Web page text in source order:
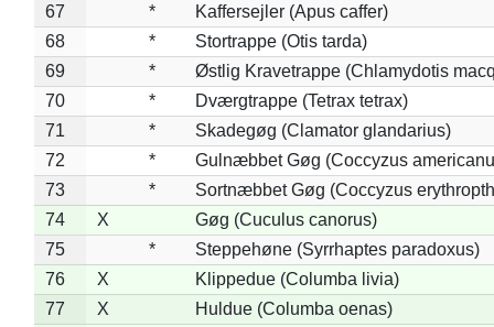
67
*
Kaffersejler (Apus caffer)
68
*
Stortrappe (Otis tarda)
69
*
Østlig Kravetrappe (Chlamydotis
70
*
Dværgtrappe (Tetrax tetrax)
71
*
Skadegøg (Clamator glandarius)
72
*
Gulnæbbet Gøg (Coccyzus
73
*
Sortnæbbet Gøg (Coccyzus
74
X
Gøg (Cuculus canorus)
75
*
Steppehøne (Syrrhaptes paradoxus)
76
X
Klippedue (Columba livia)
77
X
Huldue (Columba oenas)